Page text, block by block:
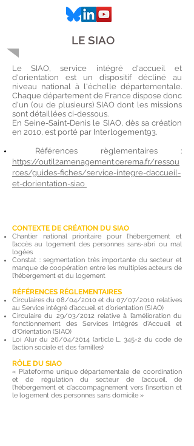
LE SIAO
Le SIAO, service intégré d'accueil et
d'orientation est un dispositif décliné au
niveau national à l'échelle départementale.
Chaque département de France dispose donc
d'un (ou de plusieurs) SIAO dont les missions
sont détaillées ci-dessous.
En Seine-Saint-Denis le SIAO, dès sa création
en 2010, est porté par Interlogement93.
Références règlementaires :
https://outil2amenagement.cerema.fr/ressou
rces/guides-fiches/service-integre-daccueil-
et-dorientation-siao
CONTEXTE DE CRÉATION DU SIAO
Chantier national prioritaire pour l’hébergement et
l’accès au logement des personnes sans-abri ou mal
logées
Constat : segmentation très importante du secteur et
manque de coopération entre les multiples acteurs de
l’hébergement et du logement
RÉFÉRENCES RÉGLEMENTAIRES
Circulaires du 08/04/2010 et du 07/07/2010 relatives
au Service intégré d’accueil et d’orientation (SIAO)
Circulaire du 29/03/2012 relative à l’amélioration du
fonctionnement des Services Intégrés d’Accueil et
d’Orientation (SIAO)
Loi Alur du 26/04/2014 (article L. 345-2 du code de
l’action sociale et des familles)
RÔLE DU SIAO
« Plateforme unique départementale de coordination
et de régulation du secteur de l’accueil, de
l’hébergement et d’accompagnement vers l’insertion et
le logement des personnes sans domicile »